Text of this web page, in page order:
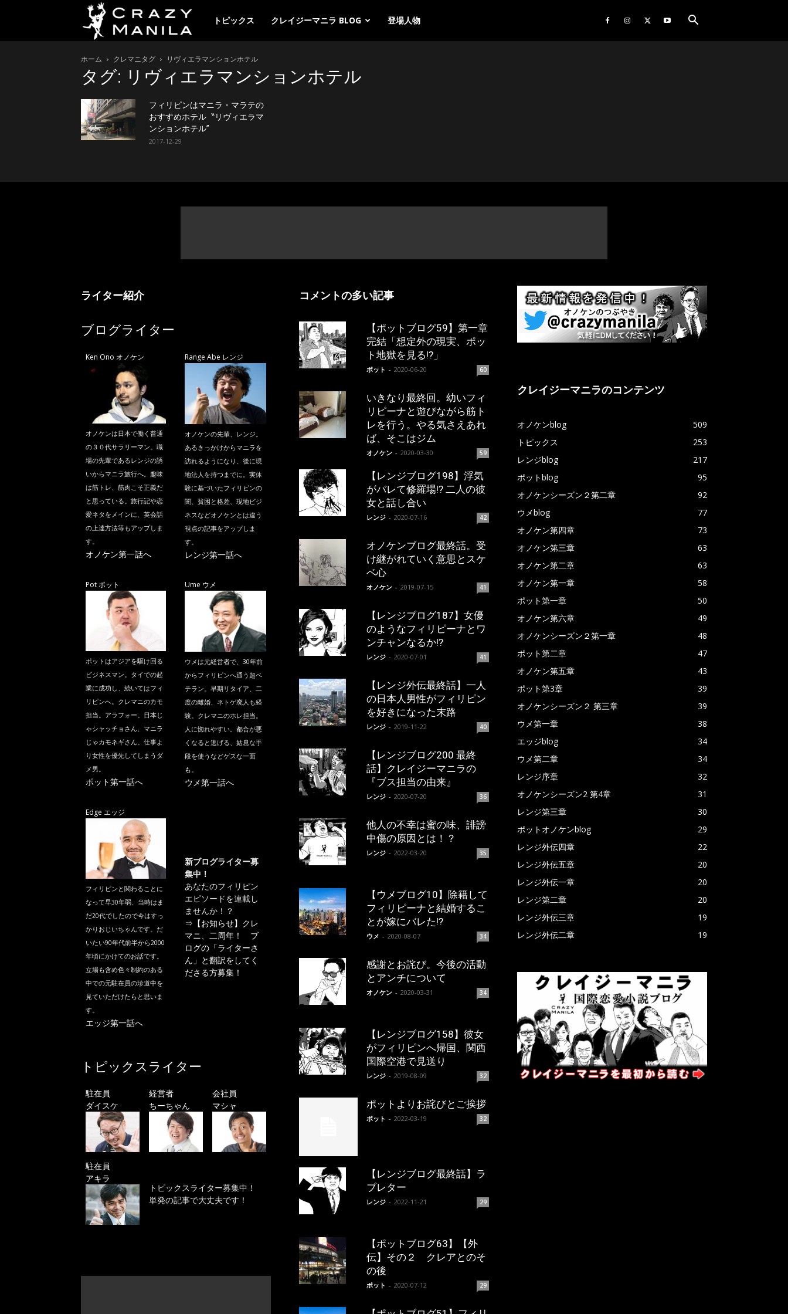
レ
イ
ー
トピックス クレイジーマニラ BLOG 登場人物
ホーム クレマニタグ リヴィエラマンションホテル
タグ: リヴィエラマンションホテル
フィリピンはマニラ・マラテの
おすすめホテル〝リヴィエラマ
ンションホテル”
2017-12-29
ライター紹介
ブログライター
Ken Ono オノケン
オノケンは日本で働く普通
の３０代サラリーマン。職
場の先輩であるレンジの誘
いからマニラ旅行へ。趣味
は筋トレ、筋肉こそ正義だ
と思っている。旅行記や恋
愛ネタをメインに、英会話
の上達方法等もアップしま
す。
オノケン第一話へ
Range Abe レンジ
オノケンの先輩、レンジ。
あるきっかけからマニラを
訪れるようになり、後に現
地法人を持つまでに。実体
験に基づいたフィリピンの
闇、貧困と格差、現地ビジ
ネスなどオノケンとは違う
視点の記事をアップしま
す。
レンジ第一話へ
Pot ポット
ポットはアジアを駆け回る
ビジネスマン。タイでの起
業に成功し、続いてはフィ
リピンへ。クレマニのカモ
担当。アラフォー。日本じ
ゃシャッチョさん、マニラ
じゃカモネギさん。仕事よ
り女性を優先してしまうダ
メ男。
ポット第一話へ
Ume ウメ
ウメは元経営者で、30年前
からフィリピンへ通う超ベ
テラン。早期リタイア、二
度の離婚、ネトゲ廃人も経
験。クレマニのホレ担当。
人に惚れやすい。都合が悪
くなると逃げる、姑息な手
段を使うなどゲスな一面
も。
ウメ第一話へ
Edge エッジ
フィリピンと関わることに
なって早30年弱、当時はま
だ20代でしたので今はすっ
かりおじいちゃんです。だ
いたい90年代前半から2000
年頃にかけてのお話です。
立場も含め色々制約のある
中での元駐在員の珍道中を
見ていただけたらと思いま
す。
エッジ第一話へ
新ブログライター募
集中！
あなたのフィリピン
エピソードを連載し
ませんか！？
⇒ 【お知らせ】クレ
マニ、二周年！ ブ
ログの「ライターさ
ん」と翻訳をしてく
ださる方募集！
トピックスライター
駐在員
ダイスケ
経営者
ちーちゃん
会社員
マシャ
駐在員
アキラ
トピックスライター募集中！
単発の記事で大丈夫です！
コメントの多い記事
【ポットブログ59】第一章
完結「想定外の現実、ポッ
ト地獄を見る!?」
ポット - 2020-06-20 60
いきなり最終回。幼いフィ
リピーナと遊びながら筋ト
レを行う。やる気さえあれ
ば、そこはジム
オノケン - 2020-03-30 59
【レンジブログ198】浮気
がバレて修羅場!? 二人の彼
女と話し合い
レンジ - 2020-07-16 42
オノケンブログ最終話。受
け継がれていく意思とスケ
ベ心
オノケン - 2019-07-15 41
【レンジブログ187】女優
のようなフィリピーナとワ
ンチャンなるか!?
レンジ - 2020-07-01 41
【レンジ外伝最終話】一人
の日本人男性がフィリピン
を好きになった末路
レンジ - 2019-11-22 40
【レンジブログ200 最終
話】クレイジーマニラの
『ブス担当の由来』
レンジ - 2020-07-20 36
他人の不幸は蜜の味、誹謗
中傷の原因とは！？
レンジ - 2022-03-20 35
【ウメブログ10】除籍して
フィリピーナと結婚するこ
とが嫁にバレた!?
ウメ - 2020-08-07 34
感謝とお詫び。今後の活動
とアンチについて
オノケン - 2020-03-31 34
【レンジブログ158】彼女
がフィリピンへ帰国、関西
国際空港で見送り
レンジ - 2019-08-09 32
ポットよりお詫びとご挨拶
ポット - 2022-03-19 32
【レンジブログ最終話】ラ
ブレター
レンジ - 2022-11-21 29
【ポットブログ63】【外
伝】その２ クレアとのそ
の後
ポット - 2020-07-12 29
クレイジーマニラのコンテンツ
オノケンblog
509
トピックス
253
レンジblog
217
ポットblog
95
オノケンシーズン２第二章
92
ウメblog
77
オノケン第四章
73
オノケン第三章
63
オノケン第二章
63
オノケン第一章
58
ポット第一章
50
オノケン第六章
49
オノケンシーズン２第一章
48
ポット第二章
47
オノケン第五章
43
ポット第3章
39
オノケンシーズン２ 第三章
39
ウメ第一章
38
エッジblog
34
ウメ第二章
34
レンジ序章
32
オノケンシーズン2 第4章
31
レンジ第三章
30
ポットオノケンblog
29
レンジ外伝四章
22
レンジ外伝五章
20
レンジ外伝一章
20
レンジ第二章
20
レンジ外伝三章
19
レンジ外伝二章
19